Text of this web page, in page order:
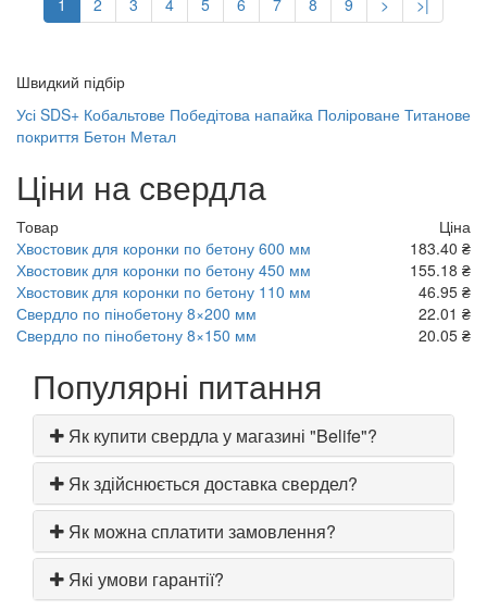
1 2 3 4 5 6 7 8 9 > >|
Швидкий підбір
Усі SDS+ Кобальтове Победітова напайка Поліроване Титанове
покриття Бетон Метал
Ціни на свердла
Товар
Ціна
Хвостовик для коронки по бетону 600 мм
183.40 ₴
Хвостовик для коронки по бетону 450 мм
155.18 ₴
Хвостовик для коронки по бетону 110 мм
46.95 ₴
Свердло по пінобетону 8×200 мм
22.01 ₴
Свердло по пінобетону 8×150 мм
20.05 ₴
Популярні питання
Як купити свердла у магазині "Belife"?
Як здійснюється доставка свердел?
Як можна сплатити замовлення?
Які умови гарантії?